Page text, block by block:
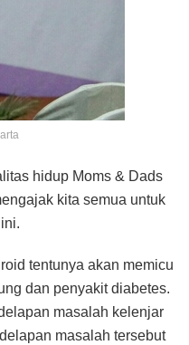
hidup Moms & Dads
kita semua untuk
tentunya akan memicu
dan penyakit diabetes.
masalah kelenjar
masalah tersebut